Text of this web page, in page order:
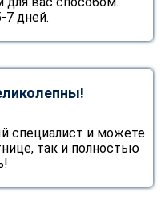
7 дней.
специалист и можете
так и полностью